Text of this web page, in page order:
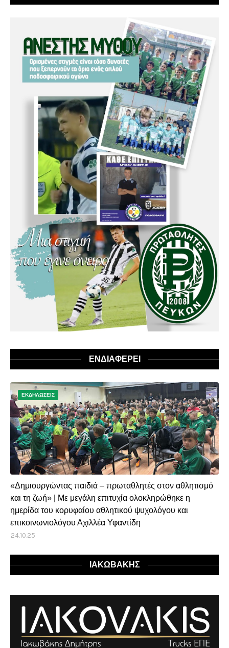
ΕΝΔΙΑΦΕΡΕΙ
ΕΚΔΗΛΩΣΕΙΣ
«Δημιουργώντας παιδιά – πρωταθλητές στον αθλητισμό
και τη ζωή» | Με μεγάλη επιτυχία ολοκληρώθηκε η
ημερίδα του κορυφαίου αθλητικού ψυχολόγου και
επικοινωνιολόγου Αχιλλέα Υφαντίδη
24.10.25
ΙΑΚΩΒΑΚΗΣ